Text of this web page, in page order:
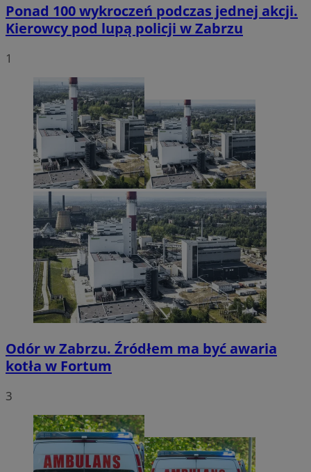
Ponad 100 wykroczeń podczas jednej akcji.
Kierowcy pod lupą policji w Zabrzu
1
Odór w Zabrzu. Źródłem ma być awaria
kotła w Fortum
3